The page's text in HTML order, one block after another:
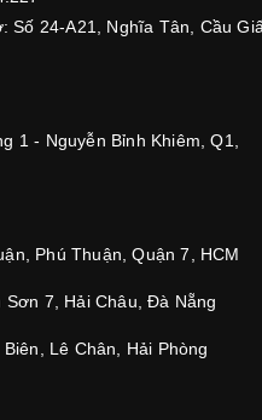
Số 24-A21, Nghĩa Tân, Cầu
1 - Nguyễn Bỉnh Khiêm, Q1,
Phú Thuận, Quận 7, HCM
Sơn 7, Hải Châu, Đà Nẵng
Lê Chân, Hải Phòng